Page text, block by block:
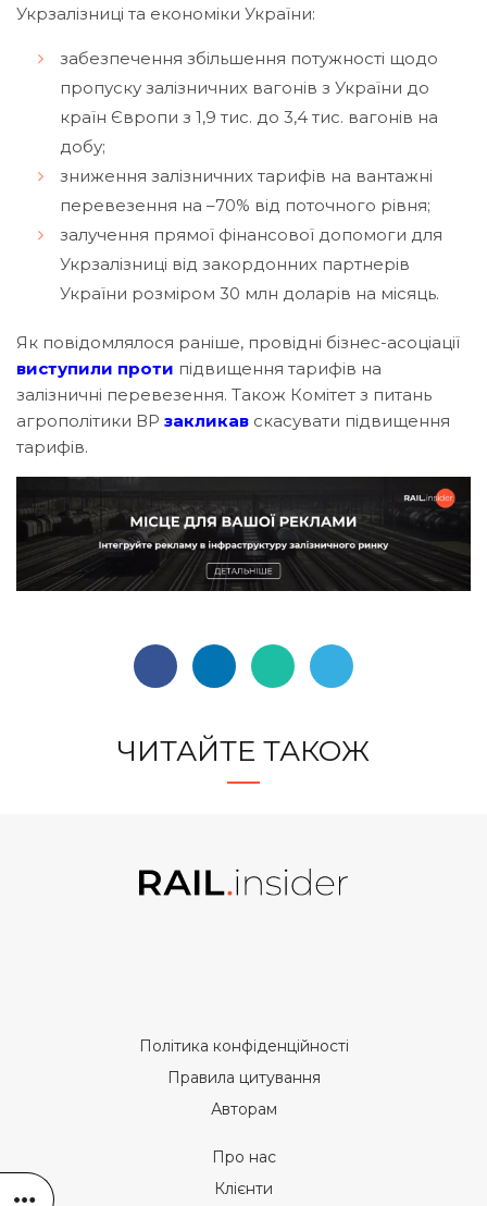
Укрзалізниці та економіки України:
забезпечення збільшення потужності щодо
пропуску залізничних вагонів з України до
країн Європи з 1,9 тис. до 3,4 тис. вагонів на
добу;
зниження залізничних тарифів на вантажні
перевезення на –70% від поточного рівня;
залучення прямої фінансової допомоги для
Укрзалізниці від закордонних партнерів
України розміром 30 млн доларів на місяць.
Як повідомлялося раніше, провідні бізнес-асоціації
виступили проти підвищення тарифів на
залізничні перевезення. Також Комітет з питань
агрополітики ВР закликав скасувати підвищення
тарифів.
ЧИТАЙТЕ ТАКОЖ
Політика конфіденційності
Правила цитування
Авторам
Про нас
Клієнти